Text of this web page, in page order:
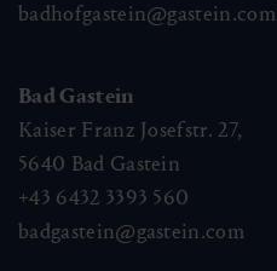
badhofgastein@gastein.com
Bad Gastein
Kaiser Franz Josefstr. 27,
5640 Bad Gastein
+43 6432 3393 560
badgastein@gastein.com